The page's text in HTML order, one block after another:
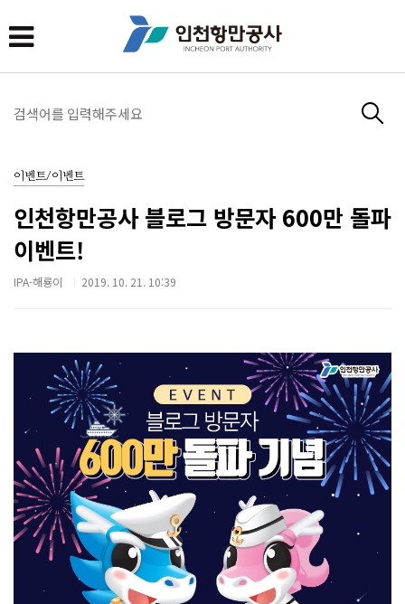
이벤트/이벤트
인천항만공사 블로그 방문자 600만 돌파
이벤트!
IPA-해룡이 2019. 10. 21. 10:39